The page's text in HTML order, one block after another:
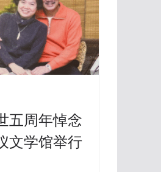
五周年悼念
文学馆举行